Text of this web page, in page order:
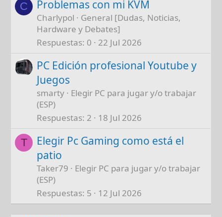
C Problemas con mi KVM
Charlypol
General [Dudas, Noticias,
Hardware y Debates]
Respuestas 0 22 Jul 2026
PC Edición profesional Youtube y
Juegos
smarty
Elegir PC para jugar y/o trabajar
(ESP)
Respuestas 2 18 Jul 2026
T
Elegir Pc Gaming como está el
patio
Taker79
Elegir PC para jugar y/o trabajar
(ESP)
Respuestas 5 12 Jul 2026